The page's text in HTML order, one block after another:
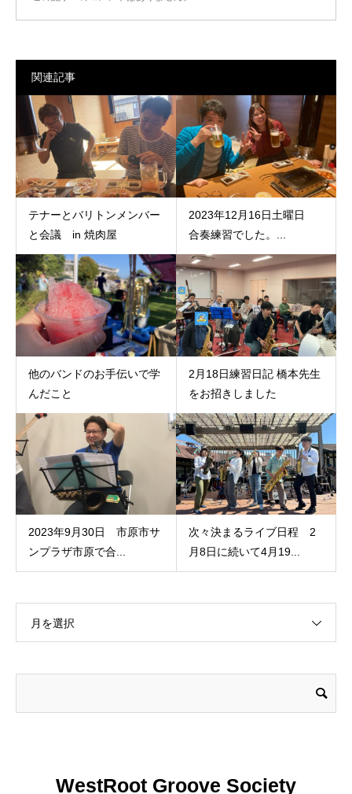
関連記事
テナーとバリトンメンバー
と会議 in 焼肉屋
2023年12月16日土曜日
合奏練習でした。...
他のバンドのお手伝いで学
んだこと
2月18日練習日記 橋本先生
をお招きしました
2023年9月30日 市原市サ
ンプラザ市原で合...
次々決まるライブ日程 2
月8日に続いて4月19...
月を選択
WestRoot Groove Society